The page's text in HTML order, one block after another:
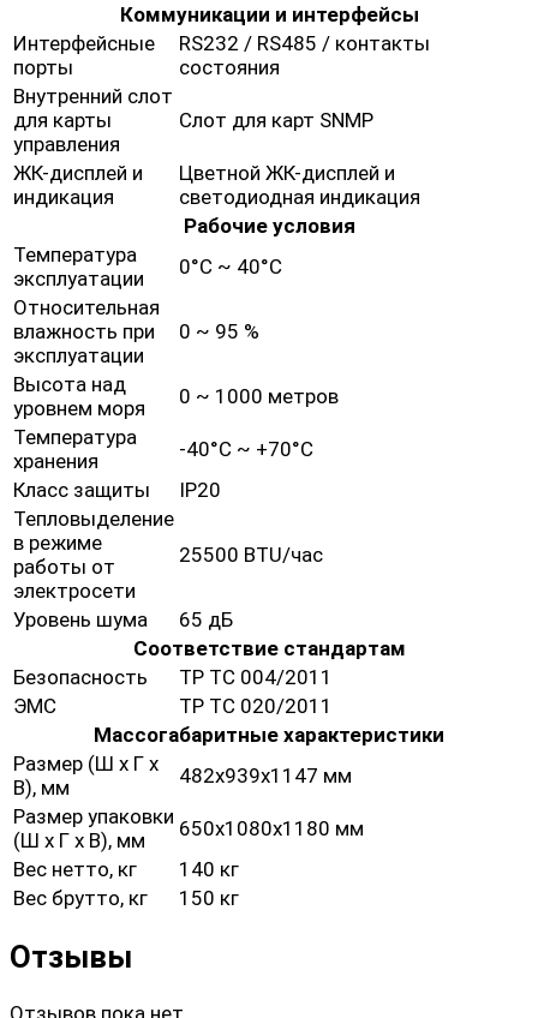
Коммуникации и интерфейсы
Интерфейсные
порты
RS232 / RS485 / контакты
состояния
Внутренний слот
для карты
управления
Слот для карт SNMP
ЖК-дисплей и
индикация
Цветной ЖК-дисплей и
светодиодная индикация
Рабочие условия
Температура
эксплуатации
0°C ~ 40°C
Относительная
влажность при
эксплуатации
0 ~ 95 %
Высота над
уровнем моря
0 ~ 1000 метров
Температура
хранения
-40°C ~ +70°C
Класс защиты
IP20
Тепловыделение
в режиме
работы от
электросети
25500 BTU/час
Уровень шума
65 дБ
Соответствие стандартам
Безопасность
ТР ТС 004/2011
ЭМС
ТР ТС 020/2011
Массогабаритные характеристики
Размер (Ш х Г х
В), мм
482x939x1147 мм
Размер упаковки
(Ш х Г х В), мм
650х1080х1180 мм
Вес нетто, кг
140 кг
Вес брутто, кг
150 кг
Отзывы
Отзывов пока нет.